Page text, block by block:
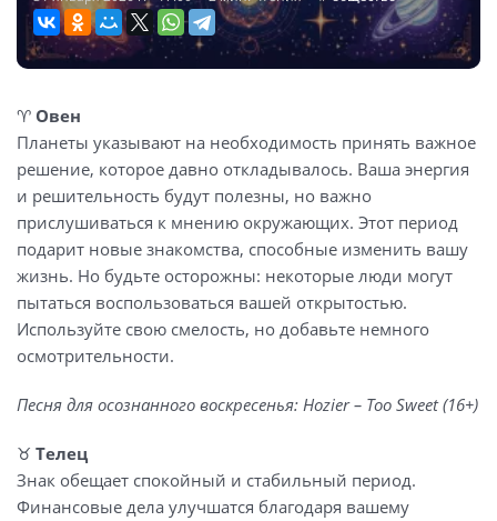
♈️ Овен
Планеты указывают на необходимость принять важное
решение, которое давно откладывалось. Ваша энергия
и решительность будут полезны, но важно
прислушиваться к мнению окружающих. Этот период
подарит новые знакомства, способные изменить вашу
жизнь. Но будьте осторожны: некоторые люди могут
пытаться воспользоваться вашей открытостью.
Используйте свою смелость, но добавьте немного
осмотрительности.
Песня для осознанного воскресенья: Hozier – Too Sweet (16+)
♉️ Телец
Знак обещает спокойный и стабильный период.
Финансовые дела улучшатся благодаря вашему